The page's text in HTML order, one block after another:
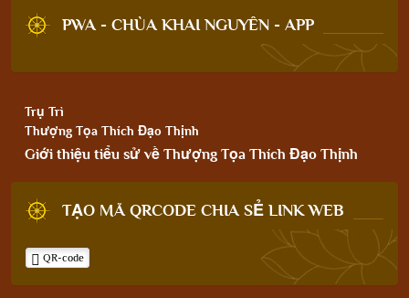
PWA - CHÙA KHAI NGUYÊN - APP
Trụ Trì
Thượng Tọa Thích Đạo Thịnh
Giới thiệu tiểu sử về Thượng Tọa Thích Đạo Thịnh
TẠO MÃ QRCODE CHIA SẺ LINK WEB
QR-code